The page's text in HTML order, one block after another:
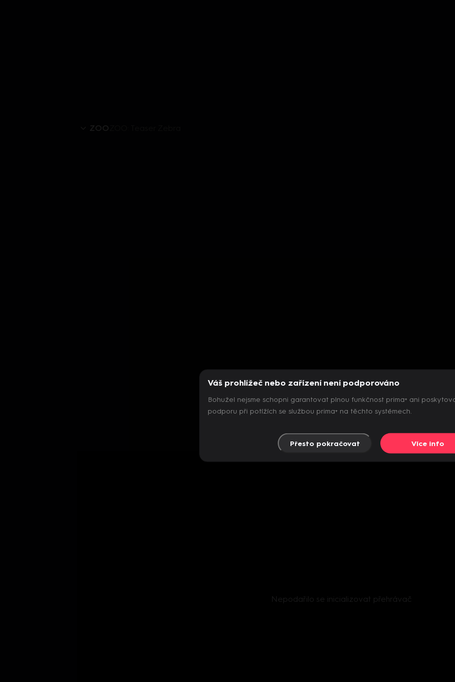
Nepodařilo se inicializovat přehrávač
Váš prohlížeč nebo zařízení není podporováno
Bohužel nejsme schopni garantovat plnou funkčnost prima+ ani
podporu při potížích se službou prima+ na těchto systémech.
Přesto pokračovat Více info